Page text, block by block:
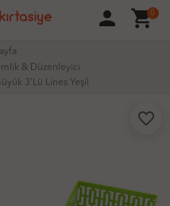
person shopping_cart
0
& Düzenleyici
3'Lü Lines Yeşil
favorite_border